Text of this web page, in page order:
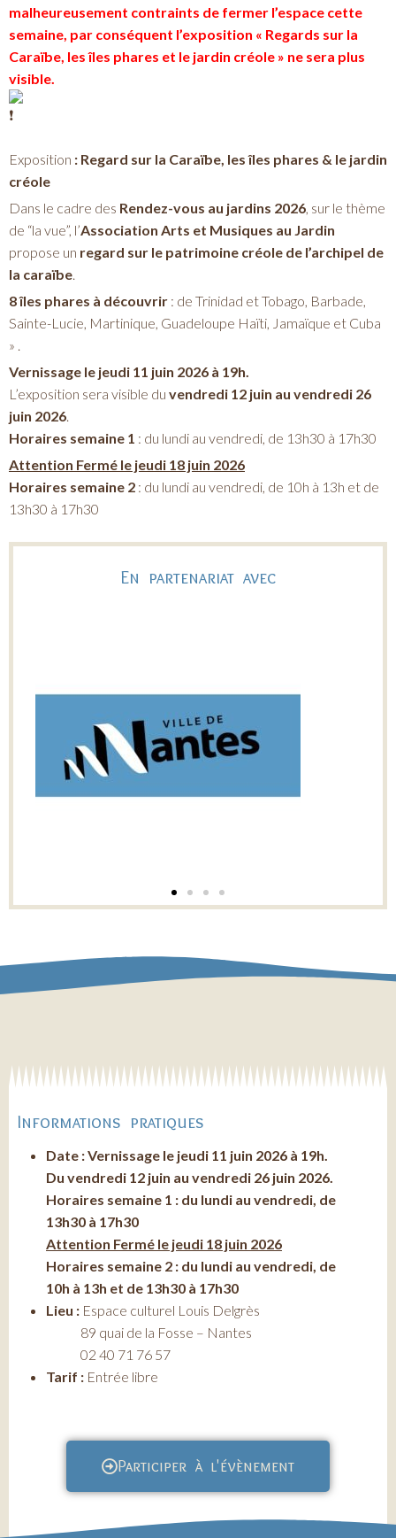
malheureusement contraints de fermer l’espace cette
semaine, par conséquent l’exposition « Regards sur la
Caraïbe, les îles phares et le jardin créole » ne sera plus
visible.
Exposition : Regard sur la Caraïbe, les îles phares & le jardin
créole
Dans le cadre des Rendez-vous au jardins 2026, sur le thème
de “la vue”, l’Association Arts et Musiques au Jardin
propose un regard sur le patrimoine créole de l’archipel de
la caraïbe.
8 îles phares à découvrir : de Trinidad et Tobago, Barbade,
Sainte-Lucie, Martinique, Guadeloupe Haïti, Jamaïque et Cuba
» .
Vernissage le jeudi 11 juin 2026 à 19h.
L’exposition sera visible du vendredi 12 juin au vendredi 26
juin 2026.
Horaires semaine 1 : du lundi au vendredi, de 13h30 à 17h30
Attention Fermé le jeudi 18 juin 2026
Horaires semaine 2 : du lundi au vendredi, de 10h à 13h et de
13h30 à 17h30
En partenariat avec
Informations pratiques
Date : Vernissage le jeudi 11 juin 2026 à 19h.
Du vendredi 12 juin au vendredi 26 juin 2026.
Horaires semaine 1 : du lundi au vendredi, de
13h30 à 17h30
Attention Fermé le jeudi 18 juin 2026
Horaires semaine 2 : du lundi au vendredi, de
10h à 13h et de 13h30 à 17h30
Lieu : Espace culturel Louis Delgrès
89 quai de la Fosse – Nantes
02 40 71 76 57
Tarif : Entrée libre
Participer à l'évènement